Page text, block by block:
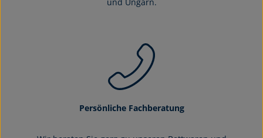
Persönliche Fachberatung